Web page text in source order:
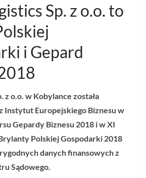
Sp. z o.o. to
i Gepard
z o.o. w Kobylance została
Instytut Europejskiego Biznesu w
Gepardy Biznesu 2018 i w XI
Polskiej Gospodarki 2018
danych finansowych z
Sądowego.